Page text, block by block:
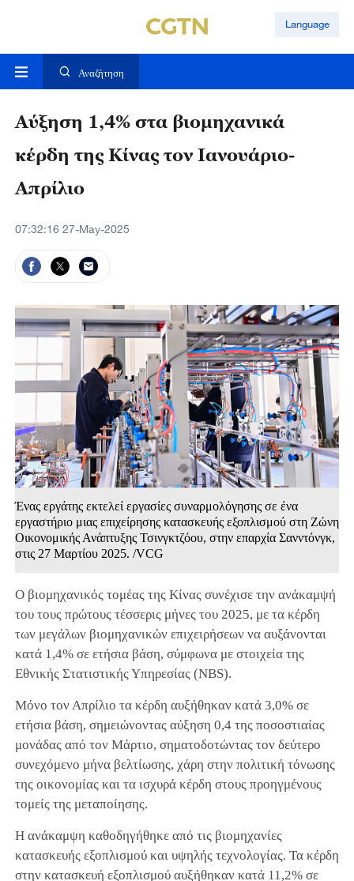
Language
Αναζήτηση
Αύξηση 1,4% στα βιομηχανικά
κέρδη της Κίνας τον Ιανουάριο-
Απρίλιο
07:32:16 27-May-2025
Ένας εργάτης εκτελεί εργασίες συναρμολόγησης σε ένα
εργαστήριο μιας επιχείρησης κατασκευής εξοπλισμού στη Ζώνη
Οικονομικής Ανάπτυξης Τσινγκτζόου, στην επαρχία Σανντόνγκ,
στις 27 Μαρτίου 2025. /VCG
Ο βιομηχανικός τομέας της Κίνας συνέχισε την ανάκαμψή
του τους πρώτους τέσσερις μήνες του 2025, με τα κέρδη
των μεγάλων βιομηχανικών επιχειρήσεων να αυξάνονται
κατά 1,4% σε ετήσια βάση, σύμφωνα με στοιχεία της
Εθνικής Στατιστικής Υπηρεσίας (NBS).
Μόνο τον Απρίλιο τα κέρδη αυξήθηκαν κατά 3,0% σε
ετήσια βάση, σημειώνοντας αύξηση 0,4 της ποσοστιαίας
μονάδας από τον Μάρτιο, σηματοδοτώντας τον δεύτερο
συνεχόμενο μήνα βελτίωσης, χάρη στην πολιτική τόνωσης
της οικονομίας και τα ισχυρά κέρδη στους προηγμένους
τομείς της μεταποίησης.
Η ανάκαμψη καθοδηγήθηκε από τις βιομηχανίες
κατασκευής εξοπλισμού και υψηλής τεχνολογίας. Τα κέρδη
στην κατασκευή εξοπλισμού αυξήθηκαν κατά 11,2% σε